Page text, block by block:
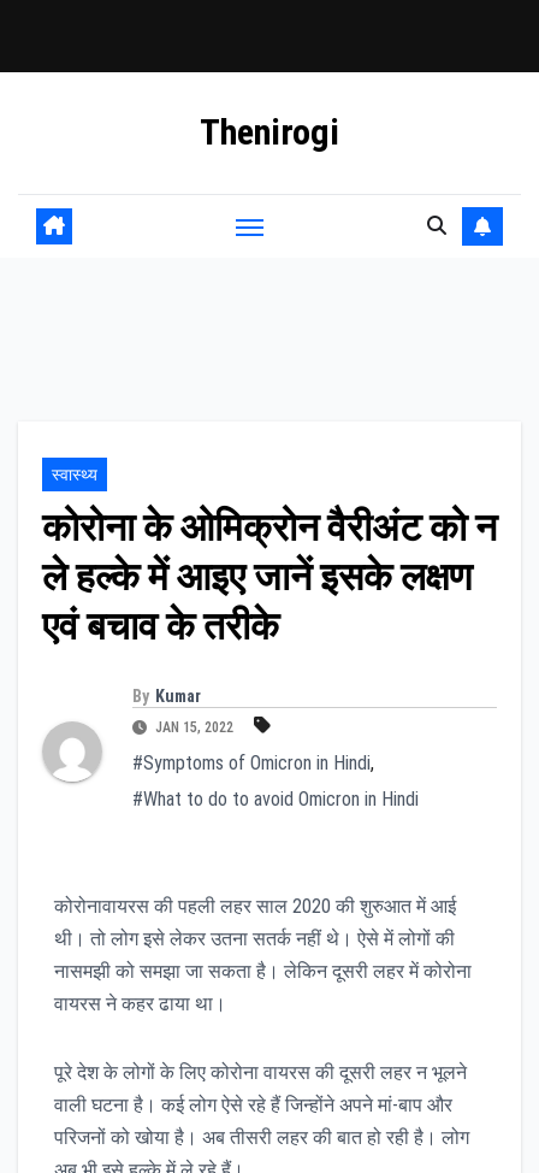
Thenirogi
स्वास्थ्य
कोरोना के ओमिक्रोन वैरीअंट को न
ले हल्के में आइए जानें इसके लक्षण
एवं बचाव के तरीके
By Kumar
JAN 15, 2022
#Symptoms of Omicron in Hindi,
#What to do to avoid Omicron in Hindi
कोरोनावायरस की पहली लहर साल 2020 की शुरुआत में आई
थी। तो लोग इसे लेकर उतना सतर्क नहीं थे। ऐसे में लोगों की
नासमझी को समझा जा सकता है। लेकिन दूसरी लहर में कोरोना
वायरस ने कहर ढाया था।
पूरे देश के लोगों के लिए कोरोना वायरस की दूसरी लहर न भूलने
वाली घटना है। कई लोग ऐसे रहे हैं जिन्होंने अपने मां-बाप और
परिजनों को खोया है। अब तीसरी लहर की बात हो रही है। लोग